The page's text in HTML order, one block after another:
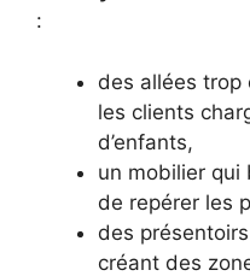
:
des allées trop
les clients
d’enfants,
un mobilier qui
de repérer les
des
créant des